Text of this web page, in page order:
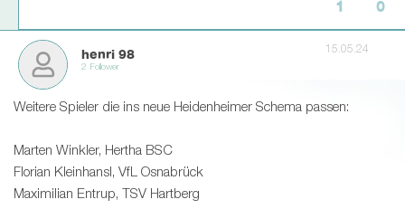
1 0
henri 98
2 Follower
15.05.24
Weitere Spieler die ins neue Heidenheimer Schema passen:
Marten Winkler, Hertha BSC
Florian Kleinhansl, VfL Osnabrück
Maximilian Entrup, TSV Hartberg